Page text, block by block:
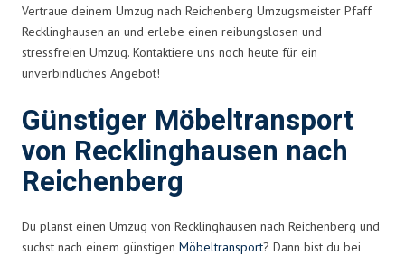
Vertraue deinem Umzug nach Reichenberg Umzugsmeister Pfaff
Recklinghausen an und erlebe einen reibungslosen und
stressfreien Umzug. Kontaktiere uns noch heute für ein
unverbindliches Angebot!
Günstiger Möbeltransport
von Recklinghausen nach
Reichenberg
Du planst einen Umzug von Recklinghausen nach Reichenberg und
suchst nach einem günstigen Möbeltransport? Dann bist du bei